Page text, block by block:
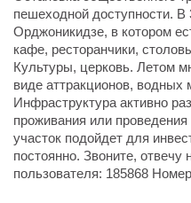
пешеходной доступности. В
Орджоникидзе, в котором
кафе, ресторанчики,
Культуры, церковь. Летом
виде аттракционов,
Инфраструктура активно
проживания или
участок подойдет для
постоянно. Звоните,
пользователя: 185868